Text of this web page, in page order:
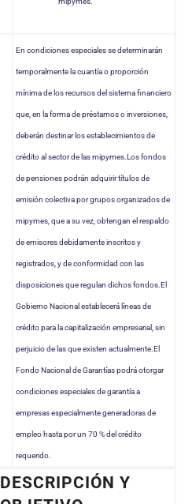
En condiciones especiales se determinarán
temporalmente la cuantía o proporción
mínima de los recursos del sistema financiero
que, en la forma de préstamos o inversiones,
deberán destinar los establecimientos de
crédito al sector de las mipymes.Los fondos
de pensiones podrán adquirir títulos de
emisión colectiva por grupos organizados de
mipymes, que a su vez, obtengan el respaldo
de emisores debidamente inscritos y
registrados, y de conformidad con las
disposiciones que regulan dichos fondos.El
Gobierno Nacional establecerá líneas de
crédito para la capitalización empresarial, sin
perjuicio de las que existen actualmente.El
Fondo Nacional de Garantías podrá otorgar
condiciones especiales de garantía a
empresas especialmente generadoras de
empleo hasta por un 70 % del crédito
requerido.
DESCRIPCIÓN Y